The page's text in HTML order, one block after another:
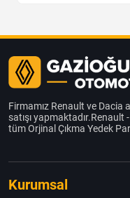
Firmamız Renault ve Dacia
satışı
tüm Orjinal Çıkma Yedek
Kurumsal